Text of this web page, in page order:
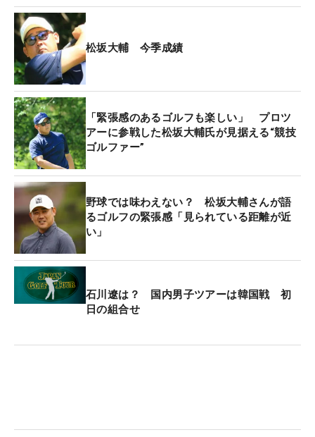
松坂大輔 今季成績
「緊張感のあるゴルフも楽しい」 プロツ
アーに参戦した松坂大輔氏が見据える“競技
ゴルファー”
野球では味わえない？ 松坂大輔さんが語
るゴルフの緊張感「見られている距離が近
い」
石川遼は？ 国内男子ツアーは韓国戦 初
日の組合せ